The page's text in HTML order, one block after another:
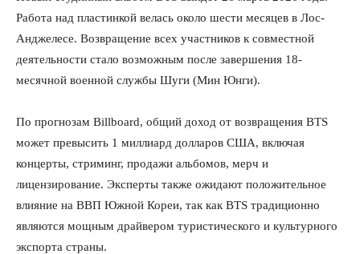
Работа над пластинкой велась около шести месяцев в Лос-
Анджелесе. Возвращение всех участников к совместной
деятельности стало возможным после завершения 18-
месячной военной службы Шуги (Мин Юнги).
По прогнозам Billboard, общий доход от возвращения BTS
может превысить 1 миллиард долларов США, включая
концерты, стриминг, продажи альбомов, мерч и
лицензирование. Эксперты также ожидают положительное
влияние на ВВП Южной Кореи, так как BTS традиционно
являются мощным драйвером туристического и культурного
экспорта страны.